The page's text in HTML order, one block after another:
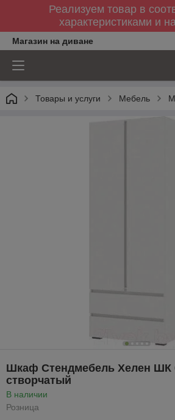
Реализуем товар в
характеристиками и
Магазин на диване
Товары и услуги Мебель
Шкаф Стендмебель Хелен ШК
створчатый
В наличии
Розница